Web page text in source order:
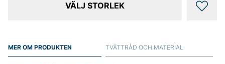
VÄLJ STORLEK
MER OM PRODUKTEN TVÄTTRÅD OCH MATERIAL